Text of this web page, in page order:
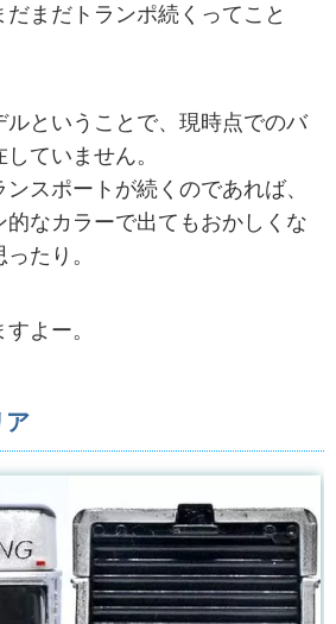
だまだトランポ続くってこと
ということで、現時点でのバ
ていません。
スポートが続くのであれば、
的なカラーで出てもおかしくな
たり。
よー。
ア